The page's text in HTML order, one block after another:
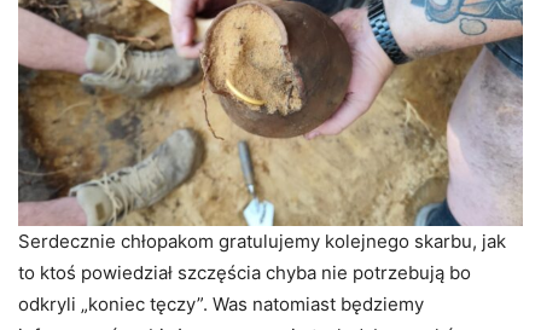
Serdecznie chłopakom gratulujemy kolejnego skarbu, jak
to ktoś powiedział szczęścia chyba nie potrzebują bo
odkryli „koniec tęczy”. Was natomiast będziemy